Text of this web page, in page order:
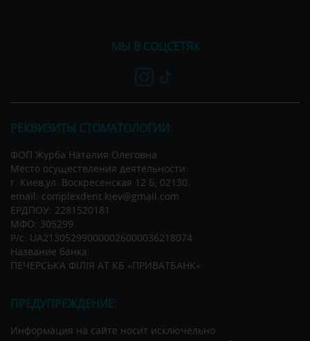
МЫ В СОЦСЕТЯХ
РЕКВИЗИТЫ СТОМАТОЛОГИИ:
ФОП Журба Наталия Олеговна
Место осуществления деятельности:
г. Киев,ул. Воскресенская 12 Б, 02130.
email: complexdent.kiev@gmail.com
ЕРДПОУ: 2281520181
МФО: 305299
Р/c: UA213052990000026000036218074
Название банка:
ПЕЧЕРСЬКА ФІЛІЯ АТ КБ «ПРИВАТБАНК»
ПРЕДУПРЕЖДЕНИЕ:
Информация на сайте носит исключельно